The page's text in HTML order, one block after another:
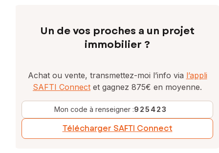
Un de vos proches a un projet
immobilier ?
Achat ou vente, transmettez-moi l’info via l’appli
SAFTI Connect et gagnez 875€ en moyenne.
Mon code à renseigner :925423
Télécharger SAFTI Connect